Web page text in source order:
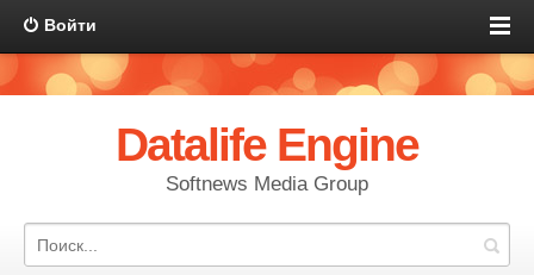
Войти
Datalife Engine
Softnews Media Group